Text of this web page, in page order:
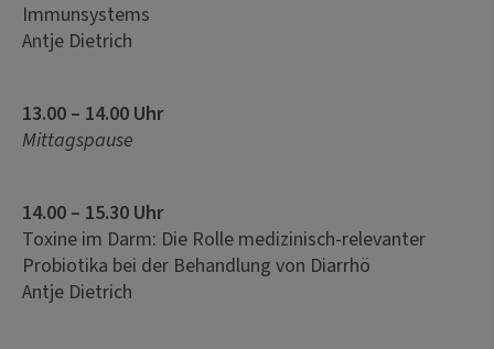
Immunsystems
Antje Dietrich
13.00 – 14.00 Uhr
Mittagspause
14.00 – 15.30 Uhr
Toxine im Darm: Die Rolle medizinisch-relevanter
Probiotika bei der Behandlung von Diarrhö
Antje Dietrich